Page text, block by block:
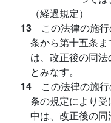
（経過規定）
13 この法律の施
条から第十五条
は、改正後の同
とみなす。
14 この法律の施
条の規定により
中は、改正後の